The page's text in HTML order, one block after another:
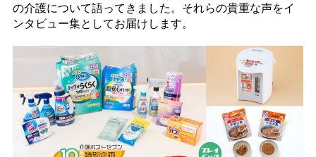
の介護について語ってきました。それらの貴重な声をイ
ンタビュー集としてお届けします。